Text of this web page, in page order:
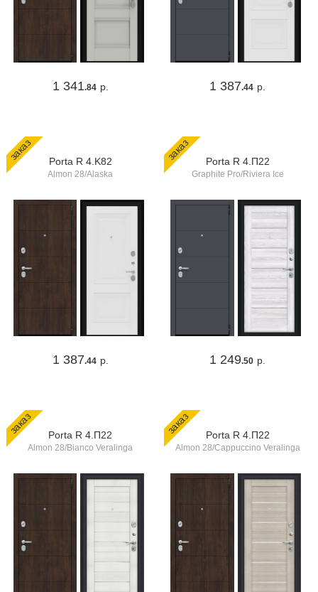
1 341.84 р. 1 387.44 р.
заказ Porta R 4.K82
Almon 28/Alaska
1 387.44 р.
заказ Porta R 4.П22
Graphite Pro/Riviera Ice
1 249.50 р.
заказ Porta R 4.П22
Almon 28/Bianco Veralinga
заказ Porta R 4.П22
Almon 28/Cappuccino Veralinga